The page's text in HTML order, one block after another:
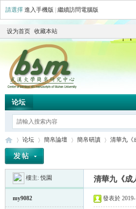
請選擇 進入手機版 繼續訪問電腦版
设为首页 收藏本站
论坛
»
论坛
›
簡帛論壇 簡帛研讀
›
清華九《
樓主:悦園 清華九《成
my9082 發表於